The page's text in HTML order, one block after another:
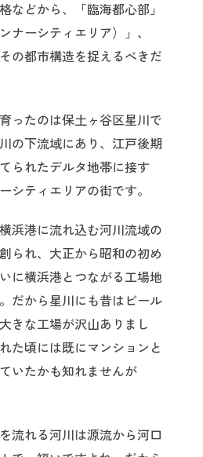
などから、「臨海都心部」
ナーシティエリア）」、
の都市構造を捉えるべきだ
ったのは保土ヶ谷区星川で
の下流域にあり、江戸後期
られたデルタ地帯に接す
シティエリアの街です。
浜港に流れ込む河川流域の
られ、大正から昭和の初め
に横浜港とつながる工場地
だから星川にも昔はビール
きな工場が沢山ありまし
た頃には既にマンションと
いたかも知れませんが
流れる河川は源流から河口